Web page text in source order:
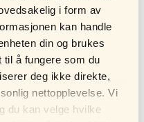
i form av
kan handle
din og brukes
til å fungere som du
deg ikke direkte,
nettopplevelse. Vi
du kan velge hvilke
sammen med